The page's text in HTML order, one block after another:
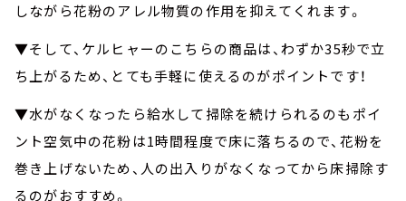
しながら花粉のアレル物質の作用を抑えてくれます。
▼そして、ケルヒャーのこちらの商品は、わずか35秒で立
ち上がるため、とても手軽に使えるのがポイントです！
▼水がなくなったら給水して掃除を続けられるのもポイ
ント空気中の花粉は1時間程度で床に落ちるので、花粉を
巻き上げないため、人の出入りがなくなってから床掃除す
るのがおすすめ。